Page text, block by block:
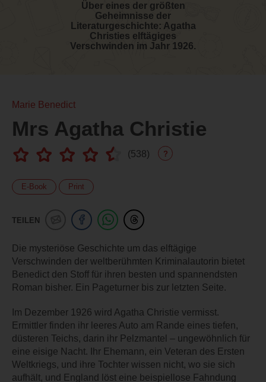
Über eines der größten
Geheimnisse der
Literaturgeschichte: Agatha
Christies elftägiges
Verschwinden im Jahr 1926.
Marie Benedict
Mrs Agatha Christie
(538) ?
E-Book Print
TEILEN
Die mysteriöse Geschichte um das elftägige
Verschwinden der weltberühmten Kriminalautorin bietet
Benedict den Stoff für ihren besten und spannendsten
Roman bisher. Ein Pageturner bis zur letzten Seite.
Im Dezember 1926 wird Agatha Christie vermisst.
Ermittler finden ihr leeres Auto am Rande eines tiefen,
düsteren Teichs, darin ihr Pelzmantel – ungewöhnlich für
eine eisige Nacht. Ihr Ehemann, ein Veteran des Ersten
Weltkriegs, und ihre Tochter wissen nicht, wo sie sich
aufhält, und England löst eine beispiellose Fahndung